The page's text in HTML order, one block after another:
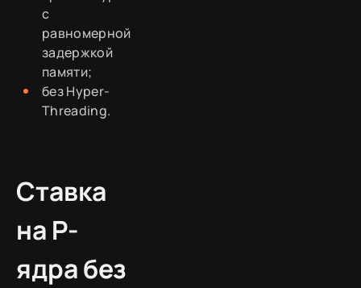
с
равномерной
задержкой
памяти;
без Hyper-
Threading.
Ставка
на P-
ядра без